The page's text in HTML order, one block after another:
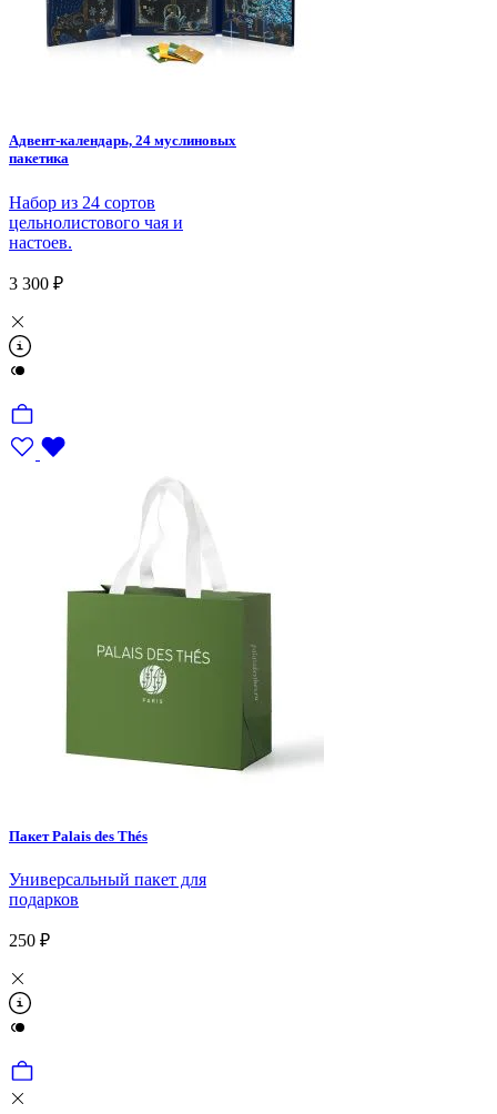
Адвент-календарь, 24 муслиновых
пакетика
Набор из 24 сортов
цельнолистового чая и
настоев.
3 300 ₽
Пакет Palais des Thés
Универсальный пакет для
подарков
250 ₽